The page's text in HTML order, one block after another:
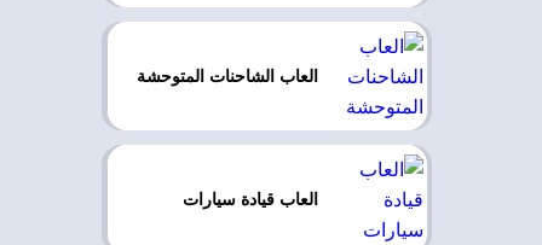
العاب الشاحنات المتوحشة
العاب قيادة سيارات